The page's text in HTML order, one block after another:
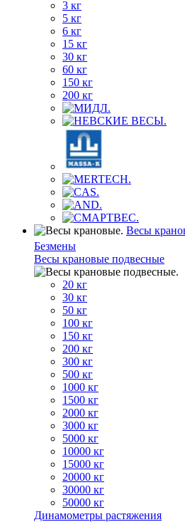
3 кг
5 кг
6 кг
15 кг
30 кг
60 кг
150 кг
200 кг
Весы
Безмены
Весы крановые подвесные
20 кг
30 кг
50 кг
100 кг
150 кг
200 кг
300 кг
500 кг
1000 кг
1500 кг
2000 кг
3000 кг
5000 кг
10000 кг
15000 кг
20000 кг
30000 кг
50000 кг
Динамометры растяжения